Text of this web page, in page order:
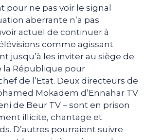
ne pas voir le signal
aberrante n’a pas
actuel de continuer à
comme agissant
jusqu’à les inviter au siège de
la République pour
de l’Etat. Deux directeurs de
Mokadem d’Ennahar TV
de Beur TV – sont en prison
illicite, chantage et
D’autres pourraient suivre